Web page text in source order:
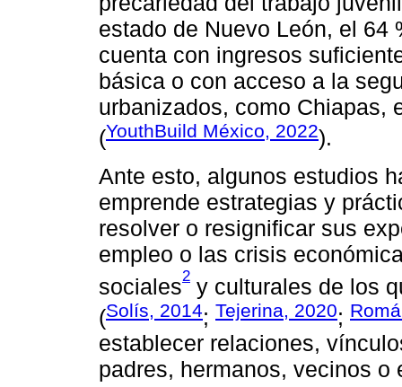
estado de Nuevo León, el 64
cuenta con ingresos
básica o con acceso a la
urbanizados, como Chiapas,
(YouthBuild México, 2022).
Ante esto, algunos estudios
emprende estrategias y
resolver o resignificar sus
empleo o las crisis
sociales2 y culturales de los
(Solís, 2014; Tejerina, 2020;
establecer relaciones,
padres, hermanos, vecinos